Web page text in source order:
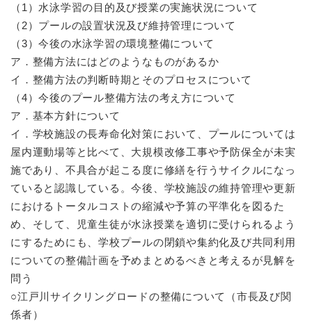
（1）水泳学習の目的及び授業の実施状況について
（2）プールの設置状況及び維持管理について
（3）今後の水泳学習の環境整備について
ア．整備方法にはどのようなものがあるか
イ．整備方法の判断時期とそのプロセスについて
（4）今後のプール整備方法の考え方について
ア．基本方針について
イ．学校施設の長寿命化対策において、プールについては
屋内運動場等と比べて、大規模改修工事や予防保全が未実
施であり、不具合が起こる度に修繕を行うサイクルになっ
ていると認識している。今後、学校施設の維持管理や更新
におけるトータルコストの縮減や予算の平準化を図るた
め、そして、児童生徒が水泳授業を適切に受けられるよう
にするためにも、学校プールの閉鎖や集約化及び共同利用
についての整備計画を予めまとめるべきと考えるが見解を
問う
○江戸川サイクリングロードの整備について（市長及び関
係者）